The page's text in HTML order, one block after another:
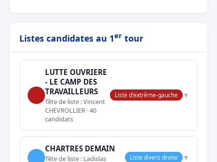
Listes candidates au 1er tour
LUTTE OUVRIERE
- LE CAMP DES
TRAVAILLEURS
Tête de liste : Vincent
CHEVROLLIER · 40
candidats
Liste d'extrême-gauche ▼
CHARTRES DEMAIN
Tête de liste : Ladislas
Liste divers droite ▼